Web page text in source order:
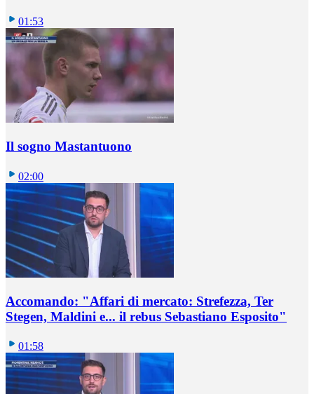
01:53
Il sogno Mastantuono
02:00
Accomando: "Affari di mercato: Strefezza, Ter
Stegen, Maldini e... il rebus Sebastiano Esposito"
01:58